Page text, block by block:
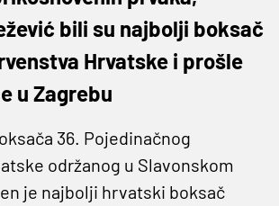
bili su najbolji boksač
Hrvatske i prošle
u Zagrebu
36. Pojedinačnog
održanog u Slavonskom
je najbolji hrvatski boksač